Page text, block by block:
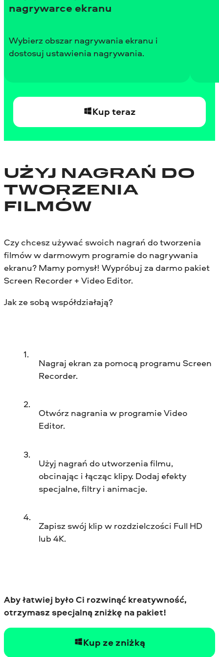
nagrywarce ekranu
Wybierz obszar nagrywania ekranu i
dostosuj ustawienia nagrywania.
Kup teraz
UŻYJ NAGRAŃ DO
TWORZENIA
FILMÓW
Czy chcesz używać swoich nagrań do tworzenia
filmów w darmowym programie do nagrywania
ekranu? Mamy pomysł! Wypróbuj za darmo pakiet
Screen Recorder + Video Editor.
Jak ze sobą współdziałają?
Nagraj ekran za pomocą programu Screen
Recorder.
Otwórz nagrania w programie Video
Editor.
Użyj nagrań do utworzenia filmu,
obcinając i łącząc klipy. Dodaj efekty
specjalne, filtry i animacje.
Zapisz swój klip w rozdzielczości Full HD
lub 4K.
Aby łatwiej było Ci rozwinąć kreatywność,
otrzymasz specjalną zniżkę na pakiet!
Kup ze zniżką